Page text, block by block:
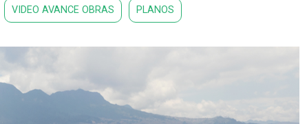
VIDEO AVANCE OBRAS PLANOS